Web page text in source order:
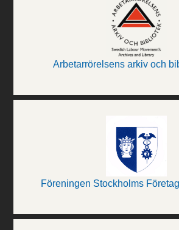
Arbetarrörelsens arkiv och
Föreningen Stockholms